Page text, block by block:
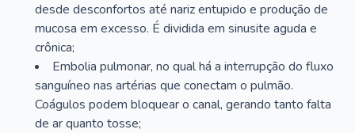
desde desconfortos até nariz entupido e produção de
mucosa em excesso. É dividida em sinusite aguda e
crônica;
Embolia pulmonar, no qual há a interrupção do fluxo
sanguíneo nas artérias que conectam o pulmão.
Coágulos podem bloquear o canal, gerando tanto falta
de ar quanto tosse;